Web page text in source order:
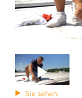
Sie sehen: